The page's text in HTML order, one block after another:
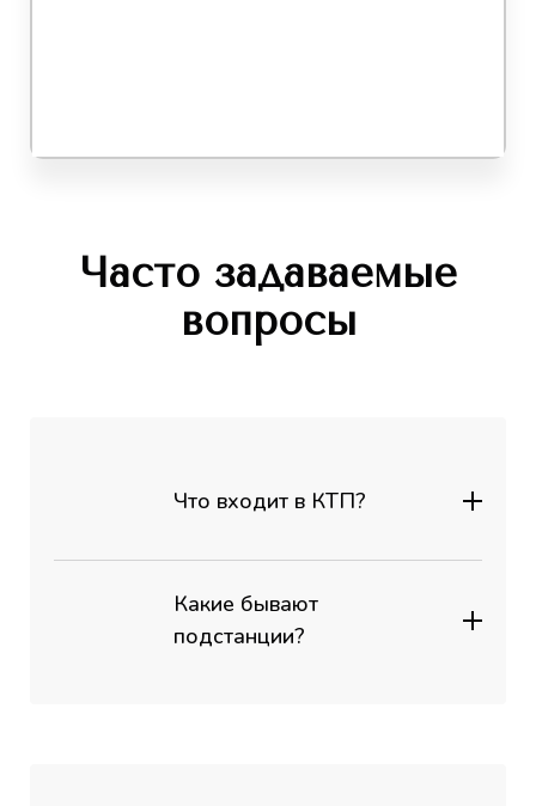
Часто задаваемые
вопросы
Что входит в КТП?
Какие бывают
подстанции?